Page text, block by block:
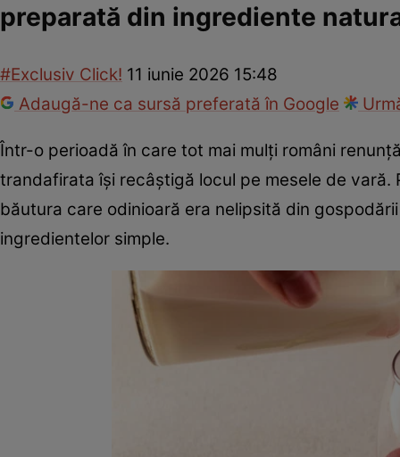
preparată din ingrediente
#Exclusiv Click! 11 iunie 2026 15:48
Adaugă-ne ca sursă preferată în Google
Într-o perioadă în care tot mai mulți români
trandafirata își recâștigă locul pe mesele de
băutura care odinioară era nelipsită din
ingredientelor simple.